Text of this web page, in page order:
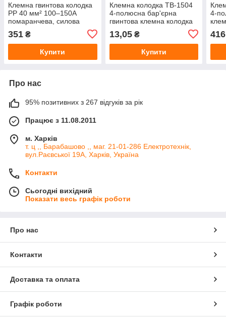
Клемна гвинтова колодка
PP 40 мм² 100–150A
помаранчева, силова
проводів, клемник
високого струму
351 ₴
Купити
Клемна колодка ТВ-1504
4-полюсна бар'єрна
гвинтова клемна колодка
15А
13,05₴
Купити
4-
Про нас
95% позитивних з 267 відгуків за рік
Працює з 11.08.2011
м. Харків
т. ц ,, Барабашово ,, маг. 21-01-286 Електротехнік,
вул.Раєвської 19А, Харків, Україна
Контакти
Сьогодні вихідний
Показати весь графік роботи
Про нас
Контакти
Доставка та оплата
Графік роботи